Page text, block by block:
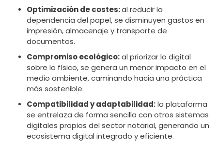
Optimización de costes:al reducir la
dependencia del papel, se disminuyen gastos en
impresión, almacenaje y transporte de
documentos.
Compromiso ecológico:al priorizar lo digital
sobre lo físico, se genera un menor impacto en el
medio ambiente, caminando hacia una práctica
más sostenible.
Compatibilidad y adaptabilidad:la plataforma
se entrelaza de forma sencilla con otros sistemas
digitales propios del sector notarial, generando un
ecosistema digital integrado y eficiente.